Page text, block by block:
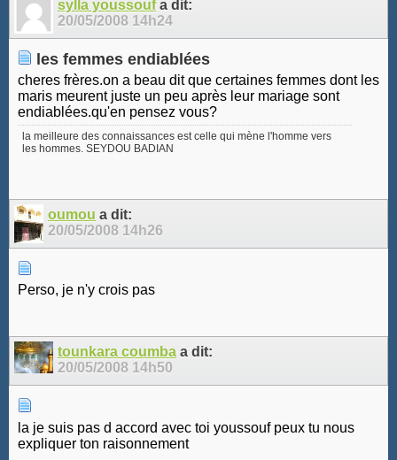
sylla youssoufa dit:
20/05/2008 14h24
les femmes endiablées
cheres frères.on a beau dit que certaines femmes dont les
maris meurent juste un peu après leur mariage sont
endiablées.qu'en pensez vous?
la meilleure des connaissances est celle qui mène l'homme vers
les hommes. SEYDOU BADIAN
oumou a dit:
20/05/2008 14h26
Perso, je n'y crois pas
tounkara coumba a dit:
20/05/2008 14h50
la je suis pas d accord avec toi youssouf peux tu nous
expliquer ton raisonnement